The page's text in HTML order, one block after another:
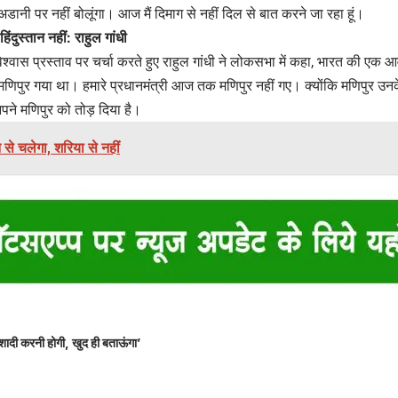
पर नहीं बोलूंगा। आज मैं दिमाग से नहीं दिल से बात करने जा रहा हूं।
नहीं: राहुल गांधी
प्रस्ताव पर चर्चा करते हुए राहुल गांधी ने लोकसभा में कहा, भारत की
गया था। हमारे प्रधानमंत्री आज तक मणिपुर नहीं गए। क्योंकि मणिपुर
मणिपुर को तोड़ दिया है।
से चलेगा, शरिया से नहीं
करनी होगी, खुद ही बताऊंगा’